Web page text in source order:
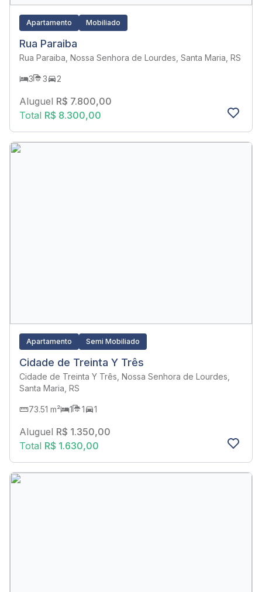
Apartamento Mobiliado
Rua Paraiba
Rua Paraiba, Nossa Senhora de Lourdes, Santa Maria, RS
3 3 2
Aluguel R$ 7.800,00
Total R$ 8.300,00
Apartamento Semi Mobiliado
Cidade de Treinta Y Três
Cidade de Treinta Y Três, Nossa Senhora de Lourdes,
Santa Maria, RS
73.51 m² 1 1 1
Aluguel R$ 1.350,00
Total R$ 1.630,00